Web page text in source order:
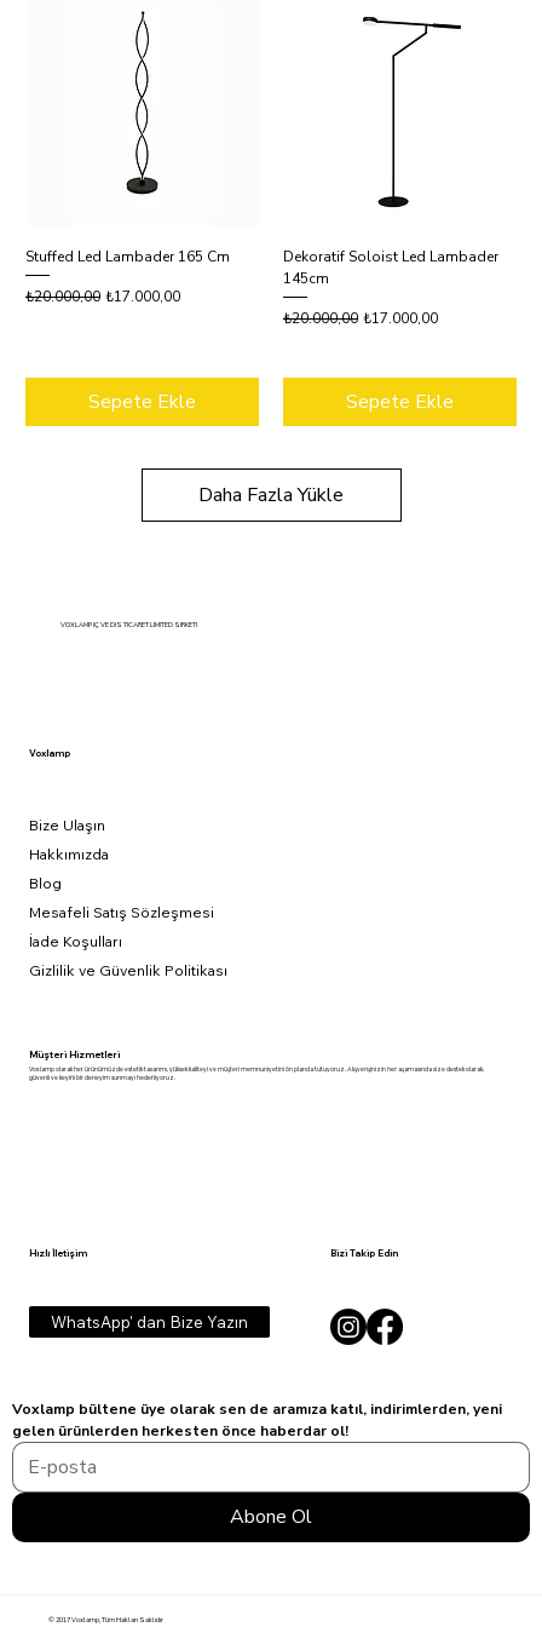
Stuffed Led Lambader 165 Cm
Normal Fiyat
₺20.000,00 İndirimli Fiyat
₺17.000,00
Sepete Ekle
Dekoratif Soloist Led Lambader
145cm
Normal Fiyat
₺20.000,00 İndirimli Fiyat
₺17.000,00
Sepete Ekle
Daha Fazla Yükle
VOXLAMP IÇ VE DIS TICARET LIMITED SIRKETI
Voxlamp
Bize Ulaşın
Hakkımızda
Blog
Mesafeli Satış Sözleşmesi
İade Koşulları
Gizlilik ve Güvenlik Politikası
Müşteri Hizmetleri
Voxlamp olarak her ürünümüzde estetik tasarımı, yüksek kaliteyi ve müşteri memnuniyetini ön planda tutuyoruz. Alışverişinizin her aşamasında size destek olarak,
güvenli ve keyifli bir deneyim sunmayı hedefliyoruz.
Hızlı İletişim
WhatsApp' dan Bize Yazın
Bizi Takip Edin
Voxlamp bültene üye olarak sen de aramıza katıl, indirimlerden, yeni
gelen ürünlerden herkesten önce haberdar ol!
Abone Ol
© 2017 Voxlamp, Tüm Hakları Saklıdır